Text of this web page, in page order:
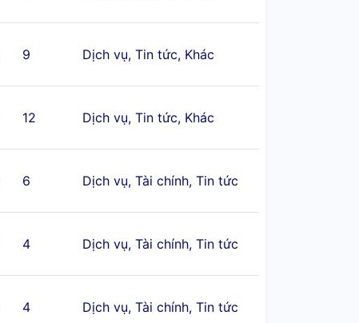
9 Dịch vụ, Tin tức, Khác
12 Dịch vụ, Tin tức, Khác
6 Dịch vụ, Tài chính, Tin tức
4 Dịch vụ, Tài chính, Tin tức
4 Dịch vụ, Tài chính, Tin tức